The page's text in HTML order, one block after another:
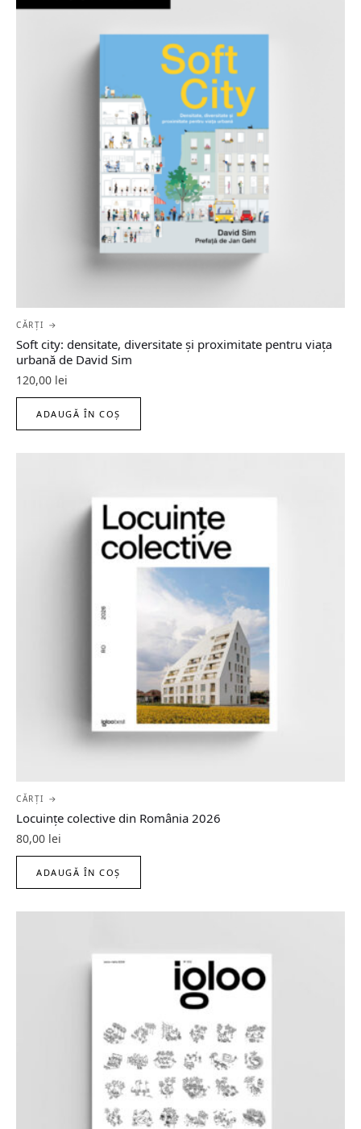
CĂRȚI →
Soft city: densitate, diversitate şi proximitate pentru viaţa
urbană de David Sim
120,00 lei
ADAUGĂ ÎN COȘ
CĂRȚI →
Locuințe colective din România 2026
80,00 lei
ADAUGĂ ÎN COȘ